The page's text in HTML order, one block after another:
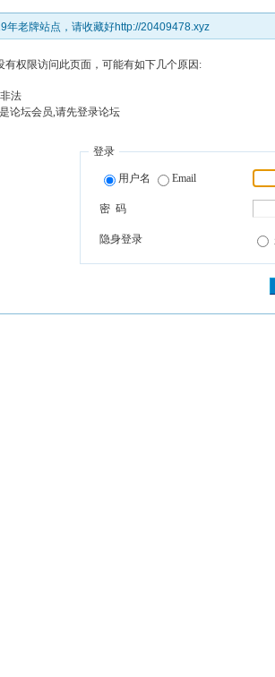
年老牌站点，请收藏好http://20409478.xyz
有权限访问此页面，可能有如下几个原因:
法
论坛会员,请先登录论坛
登录
用户名 Email
密 码
隐身登录